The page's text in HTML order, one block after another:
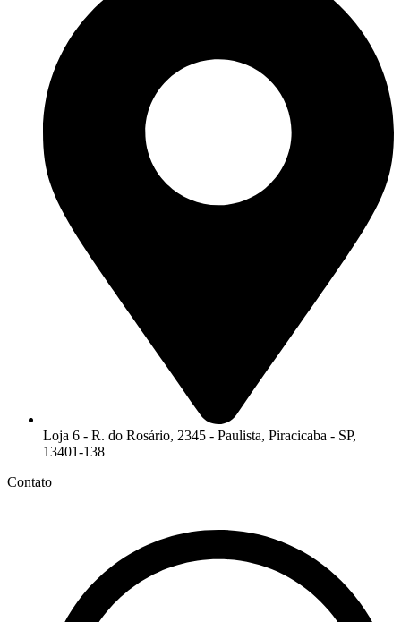
Loja 6 - R. do Rosário, 2345 - Paulista, Piracicaba - SP,
13401-138
Contato